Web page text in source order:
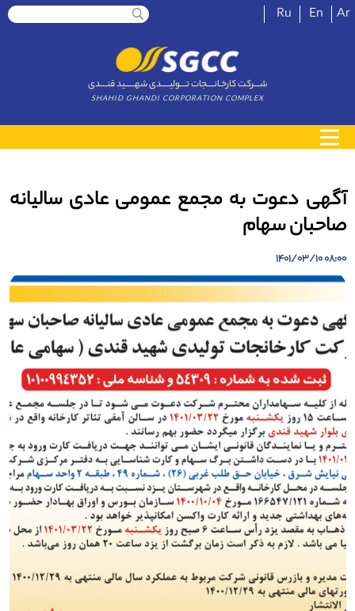
Ar
En
Ru
شــــرکت کارخـانــــجات تــــولیـــــدی شهــــــید قنــــدی
SHAHID GHANDI CORPORATION COMPLEX
آگهی دعوت به مجمع عمومی عادی سالیانه
صاحبان سهام
08:00 1401/03/10